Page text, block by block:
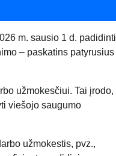
m. sausio 1 d. padidinti
– paskatins patyrusius
užmokesčiui. Tai įrodo,
viešojo saugumo
užmokestis, pvz.,